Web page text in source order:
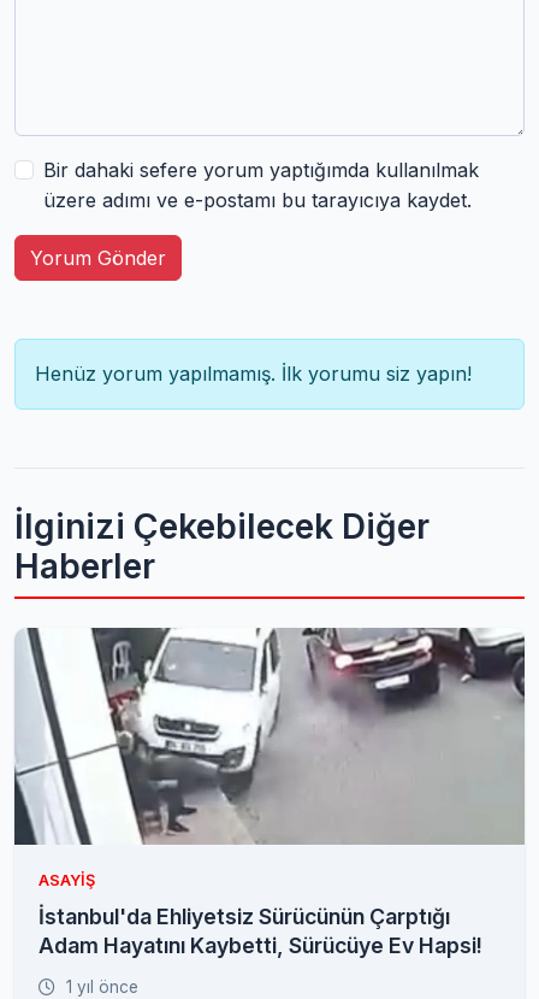
Bir dahaki sefere yorum yaptığımda kullanılmak
üzere adımı ve e-postamı bu tarayıcıya kaydet.
Yorum Gönder
Henüz yorum yapılmamış. İlk yorumu siz yapın!
İlginizi Çekebilecek Diğer
Haberler
ASAYIŞ
İstanbul'da Ehliyetsiz Sürücünün Çarptığı
Adam Hayatını Kaybetti, Sürücüye Ev Hapsi!
1 yıl önce